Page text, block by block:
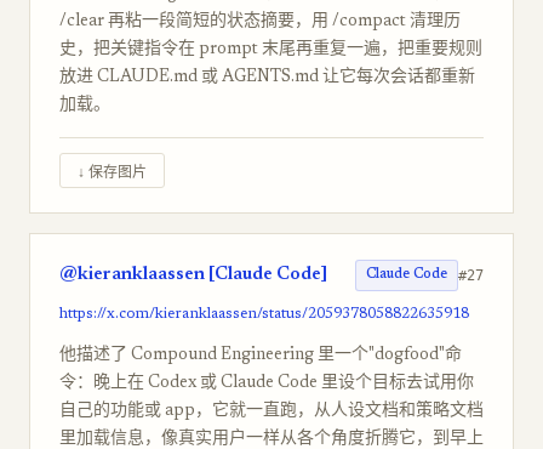
/clear 再粘一段简短的状态摘要，用 /compact 清理历
史，把关键指令在 prompt 末尾再重复一遍，把重要规则
放进 CLAUDE.md 或 AGENTS.md 让它每次会话都重新
加载。
↓ 保存图片
@kieranklaassen [Claude Code] Claude Code #27
https://x.com/kieranklaassen/status/2059378058822635918
他描述了 Compound Engineering 里一个"dogfood"命
令：晚上在 Codex 或 Claude Code 里设个目标去试用你
自己的功能或 app，它就一直跑，从人设文档和策略文档
里加载信息，像真实用户一样从各个角度折腾它，到早上